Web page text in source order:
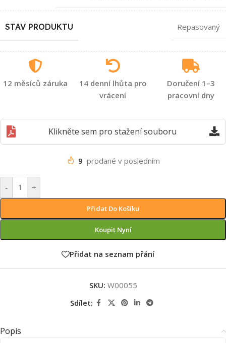
STAV PRODUKTU Repasovaný
12 měsíců záruka
14 denní lhůta pro
vrácení
Doručení 1–3
pracovní dny
Klikněte sem pro stažení souboru
9 prodané v posledním
- +
Přidat Do Košíku
Koupit Nyní
Přidat na seznam přání
SKU: W00055
Sdílet:
Popis